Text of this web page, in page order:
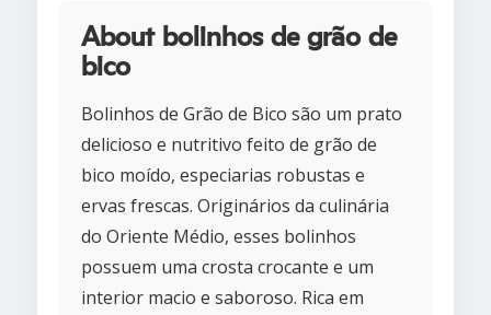
About bolinhos de grão de
bico
Bolinhos de Grão de Bico são um prato
delicioso e nutritivo feito de grão de
bico moído, especiarias robustas e
ervas frescas. Originários da culinária
do Oriente Médio, esses bolinhos
possuem uma crosta crocante e um
interior macio e saboroso. Rica em